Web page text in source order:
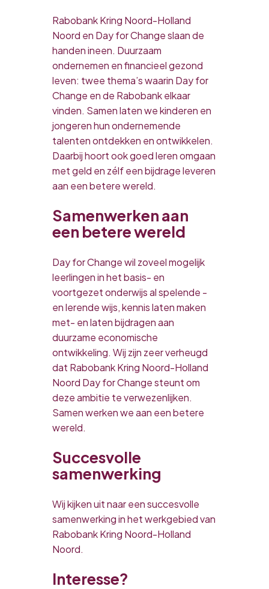
Rabobank Kring Noord-Holland
Noord en Day for Change slaan de
handen ineen. Duurzaam
ondernemen en financieel gezond
leven: twee thema’s waarin Day for
Change en de Rabobank elkaar
vinden. Samen laten we kinderen en
jongeren hun ondernemende
talenten ontdekken en ontwikkelen.
Daarbij hoort ook goed leren omgaan
met geld en zélf een bijdrage leveren
aan een betere wereld.
Samenwerken aan
een betere wereld
Day for Change wil zoveel mogelijk
leerlingen in het basis- en
voortgezet onderwijs al spelende -
en lerende wijs, kennis laten maken
met- en laten bijdragen aan
duurzame economische
ontwikkeling. Wij zijn zeer verheugd
dat Rabobank Kring Noord-Holland
Noord Day for Change steunt om
deze ambitie te verwezenlijken.
Samen werken we aan een betere
wereld.
Succesvolle
samenwerking
Wij kijken uit naar een succesvolle
samenwerking in het werkgebied van
Rabobank Kring Noord-Holland
Noord.
Interesse?